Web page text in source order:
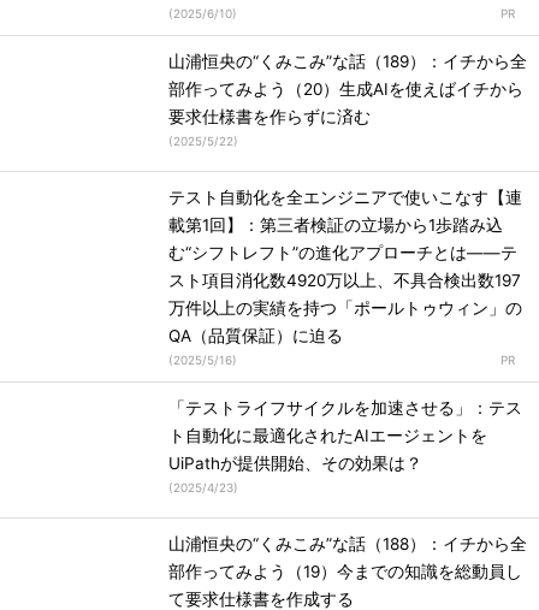
(2025/6/10)
山浦恒央の“くみこみ”な話（189）：イチから全
部作ってみよう（20）生成AIを使えばイチから
要求仕様書を作らずに済む
(2025/5/22)
テスト自動化を全エンジニアで使いこなす【連
載第1回】：第三者検証の立場から1歩踏み込
む“シフトレフト”の進化アプローチとは――テ
スト項目消化数4920万以上、不具合検出数197
万件以上の実績を持つ「ポールトゥウィン」の
QA（品質保証）に迫る
(2025/5/16)
「テストライフサイクルを加速させる」：テス
ト自動化に最適化されたAIエージェントを
UiPathが提供開始、その効果は？
(2025/4/23)
山浦恒央の“くみこみ”な話（188）：イチから全
部作ってみよう（19）今までの知識を総動員し
て要求仕様書を作成する